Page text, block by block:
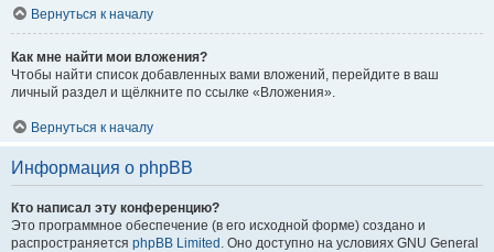
Вернуться к началу
Как мне найти мои вложения?
Чтобы найти список добавленных вами вложений, перейдите в ваш
личный раздел и щёлкните по ссылке «Вложения».
Вернуться к началу
Информация о phpBB
Кто написал эту конференцию?
Это программное обеспечение (в его исходной форме) создано и
распространяется phpBB Limited . Оно доступно на условиях GNU General